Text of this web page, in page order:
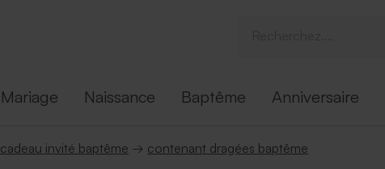
Mariage Naissance Baptême Anniversaire
cadeau invité baptême → contenant dragées baptême